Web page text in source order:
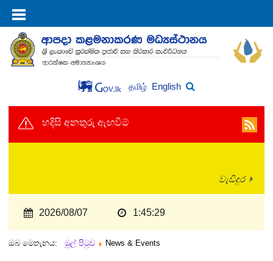
தமிழ் English
හදිසි අනතුරු ඇඟවීම්
වැඩිදුර
2026/08/07 1:45:29
ඔබ මෙතැනය: මුල් පිටුව News & Events